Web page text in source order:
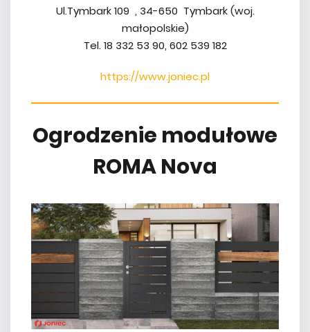
Ul.Tymbark 109 , 34-650 Tymbark (woj.
małopolskie)
Tel. 18 332 53 90, 602 539 182
https://www.joniec.pl
Ogrodzenie modułowe
ROMA Nova